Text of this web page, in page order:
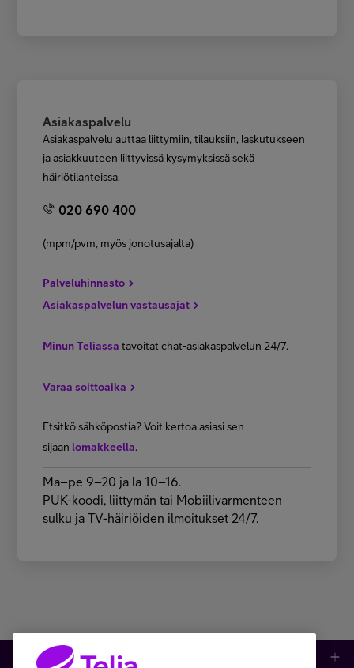
Asiakaspalvelu
Asiakaspalvelu auttaa liittymiin, tilauksiin, laskutukseen
ja asiakkuuteen liittyvissä kysymyksissä sekä
häiriötilanteissa.
020 690 400
(mpm/pvm, myös jonotusajalta)
Palveluhinnasto
Asiakaspalvelun vastausajat
Minun Teliassatavoitat chat-asiakaspalvelun 24/7.
Varaa soittoaika
Etsitkö sähköpostia? Voit kertoa asiasi sen
sijaan lomakkeella.
Ma–pe 9–20 ja la 10–16.
PUK-koodi, liittymän tai Mobiilivarmenteen
sulku ja TV-häiriöiden ilmoitukset 24/7.
Kauppa